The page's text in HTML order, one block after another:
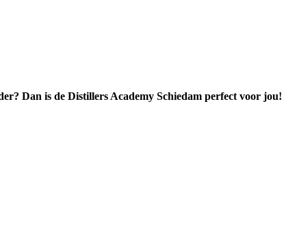
Dan is de Distillers Academy Schiedam perfect voor jou!